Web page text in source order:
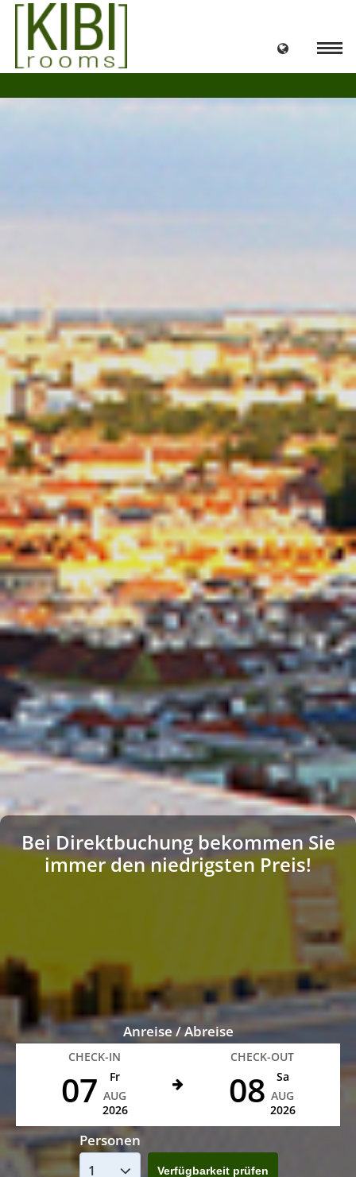
Bei Direktbuchung bekommen Sie
immer den niedrigsten Preis!
Anreise / Abreise
CHECK-IN
07
Fr
AUG
2026
CHECK-OUT
08
Sa
AUG
2026
Personen